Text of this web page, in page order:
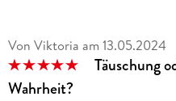
Der Schreibstil ist gewohnt
Perspektivwechsel zwischen
Von Viktoria am 13.05.2024
Täuschung
Wahrheit?